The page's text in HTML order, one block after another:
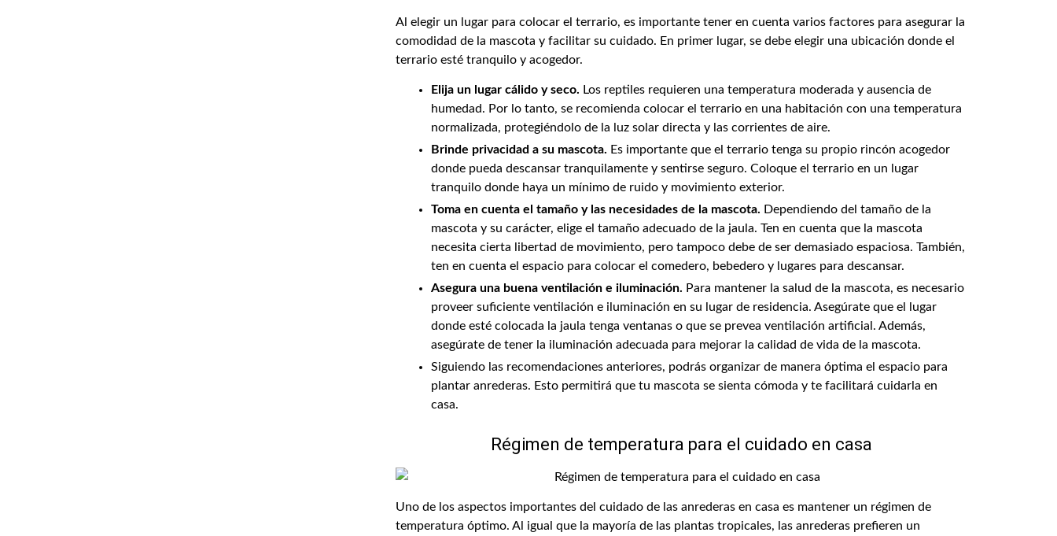
Al elegir un lugar para colocar el terrario, es importante tener en cuenta varios factores para asegurar la
comodidad de la mascota y facilitar su cuidado. En primer lugar, se debe elegir una ubicación donde el
terrario esté tranquilo y acogedor.
Elija un lugar cálido y seco. Los reptiles requieren una temperatura moderada y ausencia de
humedad. Por lo tanto, se recomienda colocar el terrario en una habitación con una temperatura
normalizada, protegiéndolo de la luz solar directa y las corrientes de aire.
Brinde privacidad a su mascota. Es importante que el terrario tenga su propio rincón acogedor
donde pueda descansar tranquilamente y sentirse seguro. Coloque el terrario en un lugar
tranquilo donde haya un mínimo de ruido y movimiento exterior.
Toma en cuenta el tamaño y las necesidades de la mascota. Dependiendo del tamaño de la
mascota y su carácter, elige el tamaño adecuado de la jaula. Ten en cuenta que la mascota
necesita cierta libertad de movimiento, pero tampoco debe de ser demasiado espaciosa. También,
ten en cuenta el espacio para colocar el comedero, bebedero y lugares para descansar.
Asegura una buena ventilación e iluminación. Para mantener la salud de la mascota, es necesario
proveer suficiente ventilación e iluminación en su lugar de residencia. Asegúrate que el lugar
donde esté colocada la jaula tenga ventanas o que se prevea ventilación artificial. Además,
asegúrate de tener la iluminación adecuada para mejorar la calidad de vida de la mascota.
Siguiendo las recomendaciones anteriores, podrás organizar de manera óptima el espacio para
plantar anrederas. Esto permitirá que tu mascota se sienta cómoda y te facilitará cuidarla en
casa.
Régimen de temperatura para el cuidado en casa
Uno de los aspectos importantes del cuidado de las anrederas en casa es mantener un régimen de
temperatura óptimo. Al igual que la mayoría de las plantas tropicales, las anrederas prefieren un